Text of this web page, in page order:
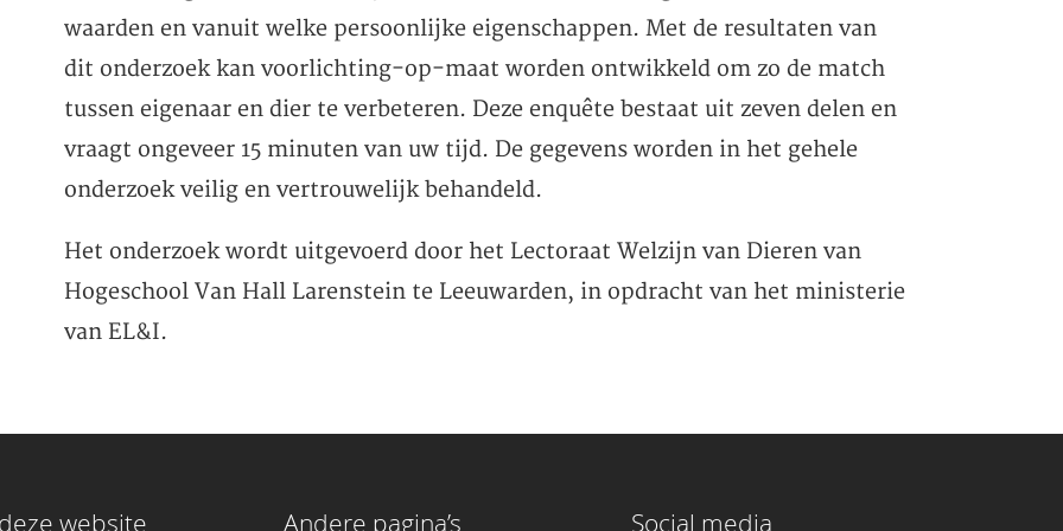
waarden en vanuit welke persoonlijke eigenschappen. Met de resultaten van
dit onderzoek kan voorlichting-op-maat worden ontwikkeld om zo de match
tussen eigenaar en dier te verbeteren. Deze enquête bestaat uit zeven delen en
vraagt ongeveer 15 minuten van uw tijd. De gegevens worden in het gehele
onderzoek veilig en vertrouwelijk behandeld.
Het onderzoek wordt uitgevoerd door het Lectoraat Welzijn van Dieren van
Hogeschool Van Hall Larenstein te Leeuwarden, in opdracht van het ministerie
van EL&I.
website Andere pagina’s Social media